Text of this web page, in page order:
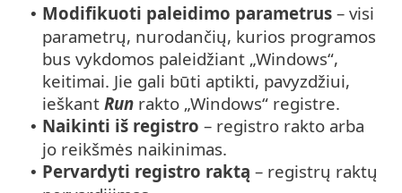
• Modifikuoti paleidimo parametrus – visi
parametrų, nurodančių, kurios programos
bus vykdomos paleidžiant „Windows“,
keitimai. Jie gali būti aptikti, pavyzdžiui,
ieškant Run rakto „Windows“ registre.
• Naikinti iš registro – registro rakto arba
jo reikšmės naikinimas.
• Pervardyti registro raktą – registrų raktų